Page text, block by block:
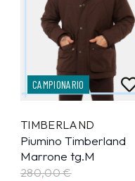
CAMPIONARIO
TIMBERLAND
Piumino Timberland
Marrone tg.M
280,00 €